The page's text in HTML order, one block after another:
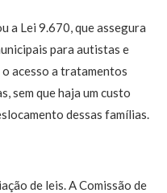
a Lei 9.670, que assegura
para autistas e
acesso a tratamentos
sem que haja um custo
dessas famílias.
de leis. A Comissão de